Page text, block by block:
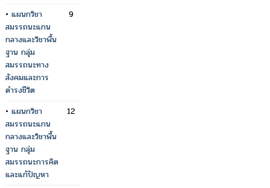
• แผนกวิชา
สมรรถนะแกน
กลางและวิชาพื้น
ฐาน กลุ่ม
สมรรถนะทาง
สังคมและการ
ดำรงชีวิต
9
• แผนกวิชา
สมรรถนะแกน
กลางและวิชาพื้น
ฐาน กลุ่ม
สมรรถนะการคิด
และแก้ปัญหา
12